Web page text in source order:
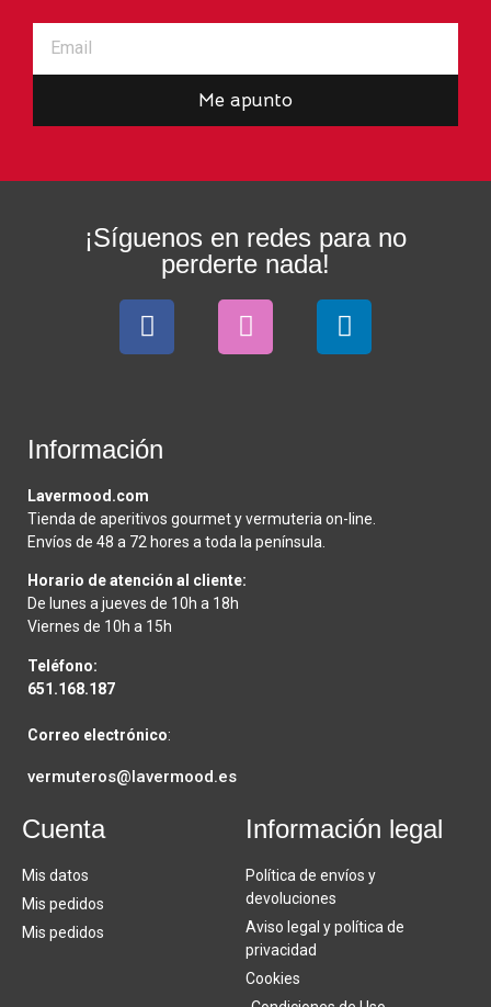
Me apunto
¡Síguenos en redes para no
perderte nada!
Información
Lavermood.com
Tienda de aperitivos gourmet y vermuteria on-line.
Envíos de 48 a 72 hores a toda la península.
Horario de atención al cliente:
De lunes a jueves de 10h a 18h
Viernes de 10h a 15h
Teléfono:
651.168.187
Correo electrónico:
vermuteros@lavermood.es
Cuenta
Mis datos
Mis pedidos
Mis pedidos
Información legal
Política de envíos y
devoluciones
Aviso legal y política de
privacidad
Cookies